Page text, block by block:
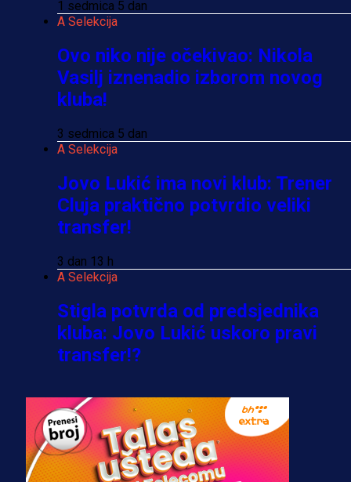
1 sedmica 5 dan
A Selekcija
Ovo niko nije očekivao: Nikola
Vasilj iznenadio izborom novog
kluba!
3 sedmica 5 dan
A Selekcija
Jovo Lukić ima novi klub: Trener
Cluja praktično potvrdio veliki
transfer!
3 dan 13 h
A Selekcija
Stigla potvrda od predsjednika
kluba: Jovo Lukić uskoro pravi
transfer!?
A Selekcija
Zmajevi dobili veliko pojačanje:
Fudbaler Olympiacosa želi obući